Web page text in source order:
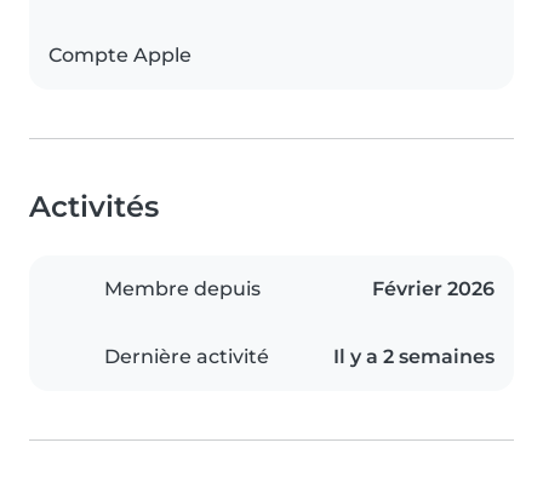
Compte Apple
Activités
Membre depuis Février 2026
Dernière activité Il y a 2 semaines